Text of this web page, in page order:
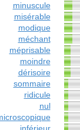
minuscule
misérable
modique
méchant
méprisable
moindre
dérisoire
sommaire
ridicule
nul